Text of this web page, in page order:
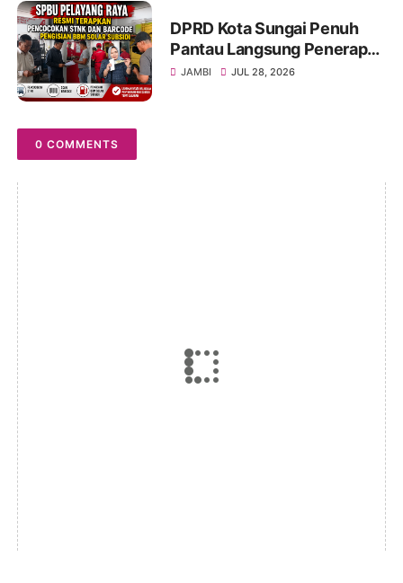
DPRD Kota Sungai Penuh
Pantau Langsung Penerapan
Pencocokan STNK di SPBU
JAMBI JUL 28, 2026
0 COMMENTS